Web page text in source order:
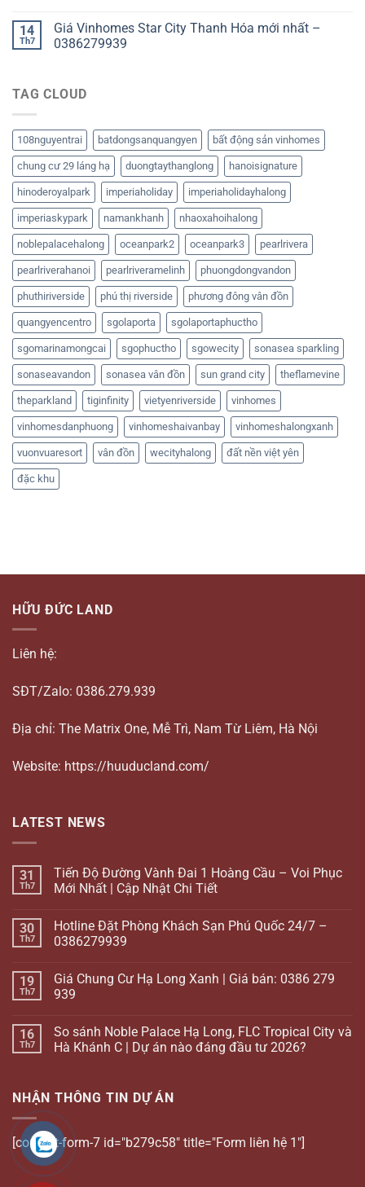
14
Th7
Giá Vinhomes Star City Thanh Hóa mới nhất –
0386279939
TAG CLOUD
108nguyentrai batdongsanquangyen bất động sản vinhomes
chung cư 29 láng hạ duongtaythanglong hanoisignature
hinoderoyalpark imperiaholiday imperiaholidayhalong
imperiaskypark namankhanh nhaoxahoihalong
noblepalacehalong oceanpark2 oceanpark3 pearlrivera
pearlriverahanoi pearlriveramelinh phuongdongvandon
phuthiriverside phú thị riverside phương đông vân đồn
quangyencentro sgolaporta sgolaportaphuctho
sgomarinamongcai sgophuctho sgowecity sonasea sparkling
sonaseavandon sonasea vân đồn sun grand city theflamevine
theparkland tiginfinity vietyenriverside vinhomes
vinhomesdanphuong vinhomeshaivanbay vinhomeshalongxanh
vuonvuaresort vân đồn wecityhalong đất nền việt yên
đặc khu
HỮU ĐỨC LAND
Liên hệ:
SĐT/Zalo: 0386.279.939
Địa chỉ: The Matrix One, Mễ Trì, Nam Từ Liêm, Hà Nội
Website: https://huuducland.com/
LATEST NEWS
31
Th7
Tiến Độ Đường Vành Đai 1 Hoàng Cầu – Voi Phục
Mới Nhất | Cập Nhật Chi Tiết
30
Th7
Hotline Đặt Phòng Khách Sạn Phú Quốc 24/7 –
0386279939
19
Th7
Giá Chung Cư Hạ Long Xanh | Giá bán: 0386 279
939
16
Th7
So sánh Noble Palace Hạ Long, FLC Tropical City và
Hà Khánh C | Dự án nào đáng đầu tư 2026?
NHẬN THÔNG TIN DỰ ÁN
[contact-form-7 id="b279c58" title="Form liên hệ 1"]